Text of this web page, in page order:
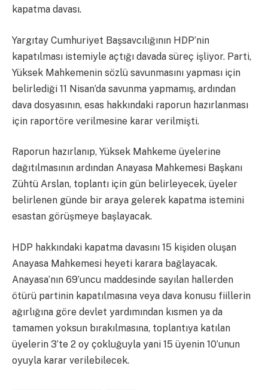
kapatma davası.
Yargıtay Cumhuriyet Başsavcılığının HDP’nin
kapatılması istemiyle açtığı davada süreç işliyor. Parti,
Yüksek Mahkemenin sözlü savunmasını yapması için
belirlediği 11 Nisan’da savunma yapmamış, ardından
dava dosyasının, esas hakkındaki raporun hazırlanması
için raportöre verilmesine karar verilmişti.
Raporun hazırlanıp, Yüksek Mahkeme üyelerine
dağıtılmasının ardından Anayasa Mahkemesi Başkanı
Zühtü Arslan, toplantı için gün belirleyecek, üyeler
belirlenen günde bir araya gelerek kapatma istemini
esastan görüşmeye başlayacak.
HDP hakkındaki kapatma davasını 15 kişiden oluşan
Anayasa Mahkemesi heyeti karara bağlayacak.
Anayasa’nın 69’uncu maddesinde sayılan hallerden
ötürü partinin kapatılmasına veya dava konusu fiillerin
ağırlığına göre devlet yardımından kısmen ya da
tamamen yoksun bırakılmasına, toplantıya katılan
üyelerin 3’te 2 oy çokluğuyla yani 15 üyenin 10’unun
oyuyla karar verilebilecek.